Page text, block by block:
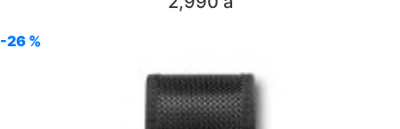
-26 %